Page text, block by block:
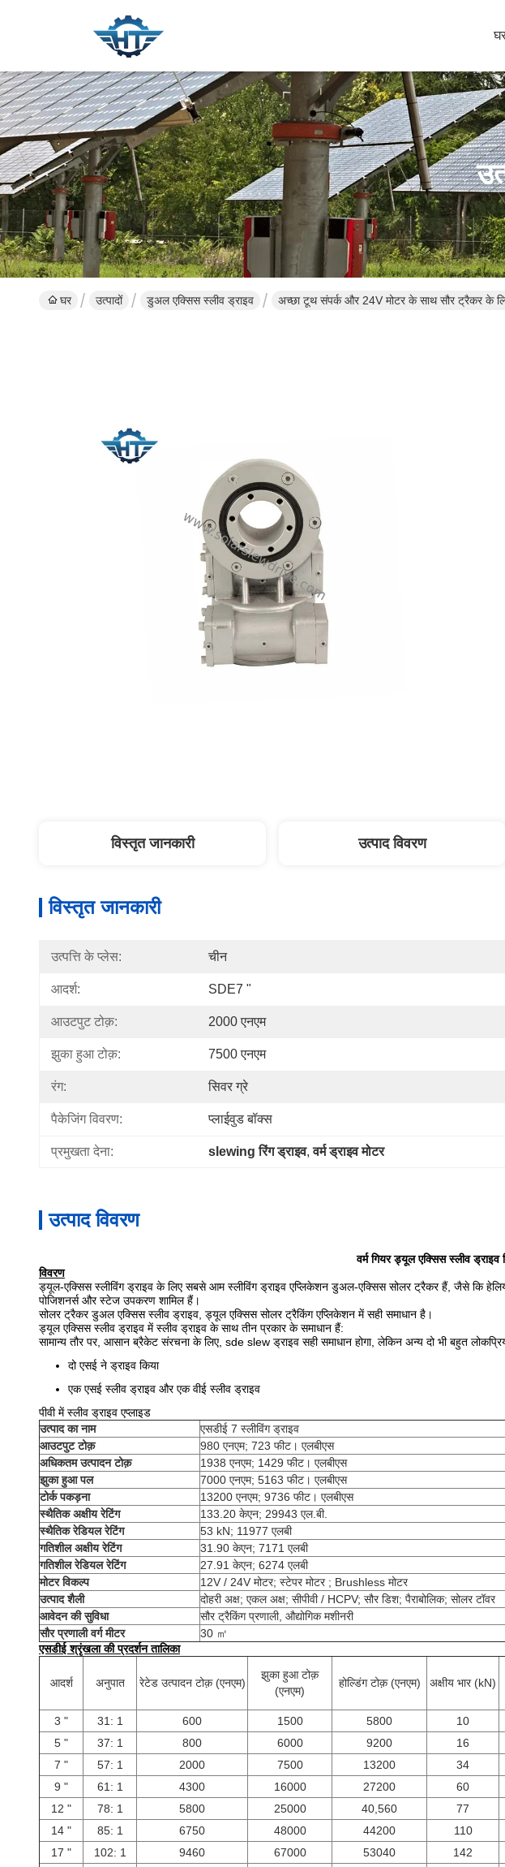
घर उत्पादों डुअल एक्सिस स्लीव ड्राइव अच्छा टूथ संपर्क और 24V मोटर के साथ सौर ट्रैकर के
विस्तृत जानकारी उत्पाद विवरण
विस्तृत जानकारी
उत्पत्ति के प्लेस: चीन
आदर्श: SDE7 "
आउटपुट टोक़: 2000 एनएम
झुका हुआ टोक़: 7500 एनएम
रंग: सिवर ग्रे
पैकेजिंग विवरण: प्लाईवुड बॉक्स
प्रमुखता देना: slewing रिंग ड्राइव, वर्म ड्राइव मोटर
उत्पाद विवरण
वर्म गियर ड्यूल एक्सिस स्लीव
विवरण
ड्यूल-एक्सिस स्लीविंग ड्राइव के लिए सबसे आम स्लीविंग ड्राइव एप्लिकेशन डुअल-एक्सिस सोलर ट्रैकर हैं, जैसे कि
पोजिशनर्स और स्टेज उपकरण शामिल हैं।
सोलर ट्रैकर डुअल एक्सिस स्लीव ड्राइव, ड्यूल एक्सिस सोलर ट्रैकिंग एप्लिकेशन में सही समाधान है।
ड्यूल एक्सिस स्लीव ड्राइव में स्लीव ड्राइव के साथ तीन प्रकार के समाधान हैं:
सामान्य तौर पर, आसान ब्रैकेट संरचना के लिए, sde slew ड्राइव सही समाधान होगा, लेकिन अन्य दो भी बहुत
दो एसई ने ड्राइव किया
एक एसई स्लीव ड्राइव और एक वीई स्लीव ड्राइव
पीवी में स्लीव ड्राइव एप्लाइड
उत्पाद का नाम
एसडीई 7 स्लीविंग ड्राइव
आउटपुट टोक़
980 एनएम; 723 फीट। एलबीएस
अधिकतम उत्पादन टोक़
1938 एनएम; 1429 फीट। एलबीएस
झुका हुआ पल
7000 एनएम; 5163 फीट। एलबीएस
टोर्क पकड़ना
13200 एनएम; 9736 फीट। एलबीएस
स्थैतिक अक्षीय रेटिंग
133.20 केएन; 29943 एल.बी.
स्थैतिक रेडियल रेटिंग
53 kN; 11977 एलबी
गतिशील अक्षीय रेटिंग
31.90 केएन; 7171 एलबी
गतिशील रेडियल रेटिंग
27.91 केएन; 6274 एलबी
मोटर विकल्प
12V / 24V मोटर; स्टेपर मोटर ; Brushless मोटर
उत्पाद शैली
दोहरी अक्ष; एकल अक्ष; सीपीवी / HCPV; सौर डिश; पैराबोलिक; सोलर टॉवर
आवेदन की सुविधा
सौर ट्रैकिंग प्रणाली, औद्योगिक मशीनरी
सौर प्रणाली वर्ग मीटर
30 ㎡
एसडीई श्रृंखला की प्रदर्शन तालिका
आदर्श अनुपात रेटेड उत्पादन टोक़ (एनएम)
झुका हुआ टोक़
(एनएम)
होल्डिंग टोक़ (एनएम) अक्षीय भार (kN)
3 " 31: 1 600 1500 5800 10
5 "
37: 1 800 6000 9200 16
7 "
57: 1 2000 7500 13200 34
9 "
61: 1 4300 16000 27200 60
12 "
78: 1 5800 25000 40,560 77
14 "
85: 1 6750 48000 44200 110
17 "
102: 1 9460 67000 53040 142